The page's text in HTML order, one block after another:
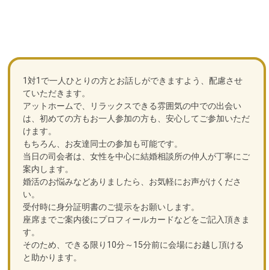
1対1で一人ひとりの方とお話しができますよう、配慮させ
ていただきます。
アットホームで、リラックスできる雰囲気の中での出会い
は、初めての方もお一人参加の方も、安心してご参加いただ
けます。
もちろん、お友達同士の参加も可能です。
当日の司会者は、女性を中心に結婚相談所の仲人が丁寧にご
案内します。
婚活のお悩みなどありましたら、お気軽にお声がけくださ
い。
受付時に身分証明書のご提示をお願いします。
座席までご案内後にプロフィールカードなどをご記入頂きま
す。
そのため、できる限り10分～15分前に会場にお越し頂ける
と助かります。